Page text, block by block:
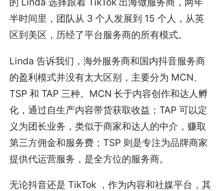
半时间里，团队从 3 个人发展到 15 个人，从英
区到美区，历经了平台服务商的所有模式。
Linda 告诉我们，海外服务商和国内抖音服务商
的盈利模式并没有太大区别，主要分为 MCN、
TSP 和 TAP 三种。MCN 长于内容创作和达人孵
化，通过自生产内容带货获取收益；TAP 可以定
义为团长业务，类似于商家和达人的中介，赚取
第三方佣金和服务费；TSP 则是专注为品牌商家
提供代运营服务，是全方位的服务商。
无论抖音还是 TikTok ，作为内容和社媒平台，其